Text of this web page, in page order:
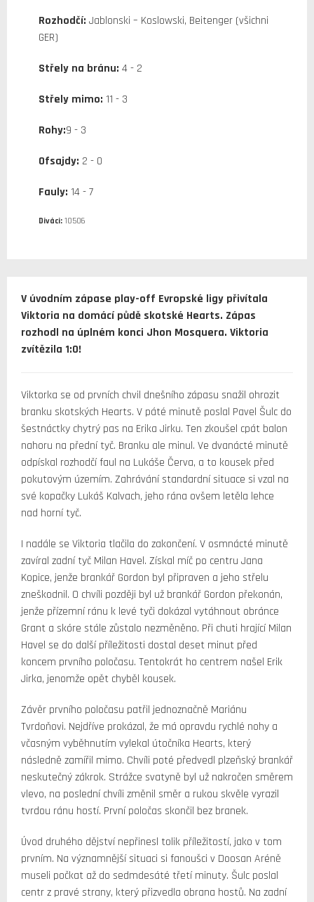
Rozhodčí: Jablonski – Koslowski, Beitenger (všichni
GER)
Střely na bránu: 4 - 2
Střely mimo: 11 - 3
Rohy:9 - 3
Ofsajdy: 2 - 0
Fauly: 14 - 7
Diváci: 10506
V úvodním zápase play-off Evropské ligy přivítala
Viktoria na domácí půdě skotské Hearts. Zápas
rozhodl na úplném konci Jhon Mosquera. Viktoria
zvítězila 1:0!
Viktorka se od prvních chvil dnešního zápasu snažil ohrozit
branku skotských Hearts. V páté minutě poslal Pavel Šulc do
šestnáctky chytrý pas na Erika Jirku. Ten zkoušel cpát balon
nahoru na přední tyč. Branku ale minul. Ve dvanácté minutě
odpískal rozhodčí faul na Lukáše Červa, a to kousek před
pokutovým územím. Zahrávání standardní situace si vzal na
své kopačky Lukáš Kalvach, jeho rána ovšem letěla lehce
nad horní tyč.
I nadále se Viktoria tlačila do zakončení. V osmnácté minutě
zavíral zadní tyč Milan Havel. Získal míč po centru Jana
Kopice, jenže brankář Gordon byl připraven a jeho střelu
zneškodnil. O chvíli později byl už brankář Gordon překonán,
jenže přízemní ránu k levé tyči dokázal vytáhnout obránce
Grant a skóre stále zůstalo nezměněno. Při chuti hrající Milan
Havel se do další příležitosti dostal deset minut před
koncem prvního poločasu. Tentokrát ho centrem našel Erik
Jirka, jenomže opět chyběl kousek.
Závěr prvního poločasu patřil jednoznačně Mariánu
Tvrdoňovi. Nejdříve prokázal, že má opravdu rychlé nohy a
včasným vyběhnutím vylekal útočníka Hearts, který
následně zamířil mimo. Chvíli poté předvedl plzeňský brankář
neskutečný zákrok. Strážce svatyně byl už nakročen směrem
vlevo, na poslední chvíli změnil směr a rukou skvěle vyrazil
tvrdou ránu hostí. První poločas skončil bez branek.
Úvod druhého dějství nepřinesl tolik příležitostí, jako v tom
prvním. Na významnější situaci si fanoušci v Doosan Aréně
museli počkat až do sedmdesáté třetí minuty. Šulc poslal
centr z pravé strany, který přizvedla obrana hostů. Na zadní